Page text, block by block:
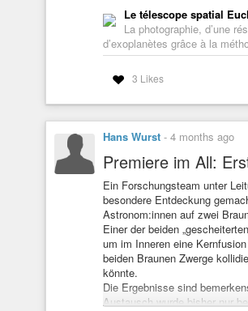
Le télescope spatial
La photographie, d’une
d’exoplanètes grâce à la
3 Likes
Hans Wurst - 4 months ago
Premiere im All:
Ein Forschungsteam unter
besondere Entdeckung
Astronom:innen auf zwei
Einer der beiden
um im Inneren eine
beiden Braunen Zwerge
könnte.
Die Ergebnisse sind
Austausch wurde bisher nur